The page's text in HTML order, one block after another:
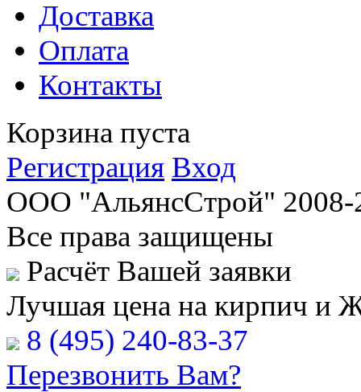
Доставка
Оплата
Контакты
Корзина пуста
Регистрация Вход
ООО "АльянсСтрой" 2008-
Все права защищены
Расчёт Вашей заявки
Лучшая цена на кирпич и
8 (495) 240-83-37
Перезвонить Вам?